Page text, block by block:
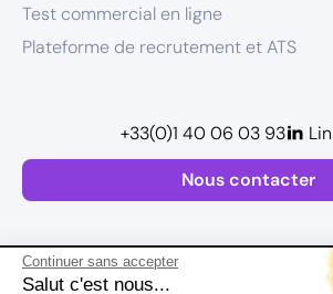
Continuer sans accepter
Salut c'est nous...
Test commercial en ligne
Plateforme de recrutement et ATS
Nous contacter
+33(0)1 40 06 03 93